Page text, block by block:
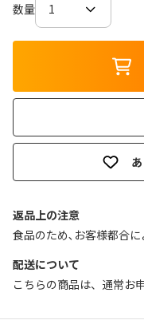
数量
返品上の注意
食品のため､お客様都合
配送について
こちらの商品は、通常お